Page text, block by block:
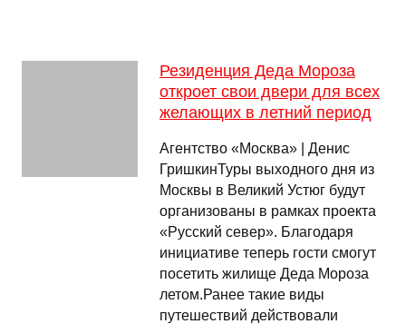
Резиденция Деда Мороза
откроет свои двери для всех
желающих в летний период
Агентство «Москва» | Денис
ГришкинТуры выходного дня из
Москвы в Великий Устюг будут
организованы в рамках проекта
«Русский север». Благодаря
инициативе теперь гости смогут
посетить жилище Деда Мороза
летом.Ранее такие виды
путешествий действовали